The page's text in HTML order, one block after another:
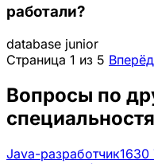
работали?
database junior
Страница 1 из 5
Вопросы по
Java-разработчик1630